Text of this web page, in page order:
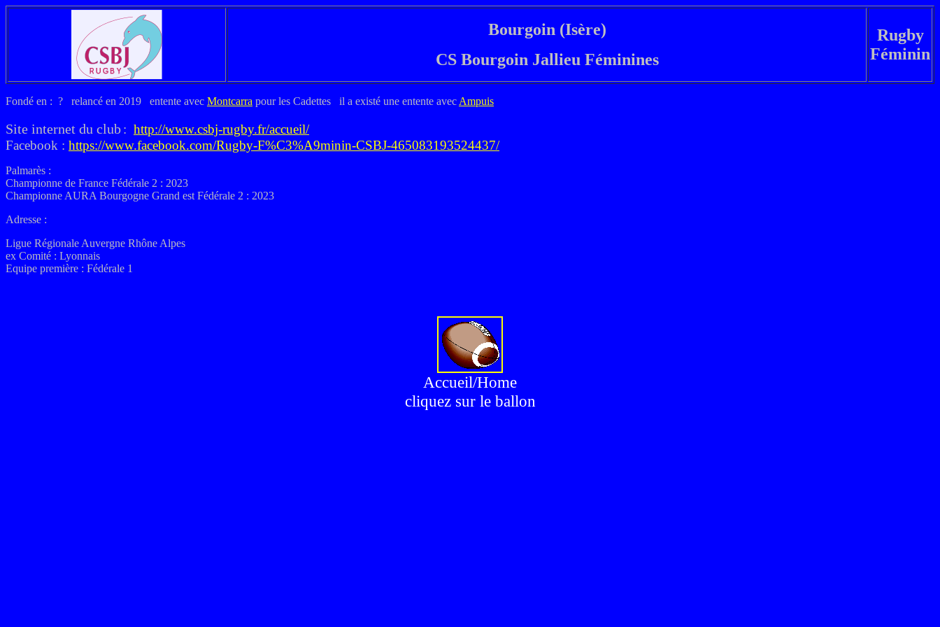
Bourgoin (Isère)
CS Bourgoin Jallieu Féminines
Rugby
Féminin
Fondé en : ? relancé en 2019 entente avec Montcarra pour les Cadettes il a existé une entente avec Ampuis
Site internet du club: http://www.csbj-rugby.fr/accueil/
Facebook : https://www.facebook.com/Rugby-F%C3%A9minin-CSBJ-465083193524437/
Palmarès :
Championne de France Fédérale 2 : 2023
Championne AURA Bourgogne Grand est Fédérale 2 : 2023
Adresse :
Ligue Régionale Auvergne Rhône Alpes
ex Comité : Lyonnais
Equipe première : Fédérale 1
Accueil/Home
cliquez sur le ballon